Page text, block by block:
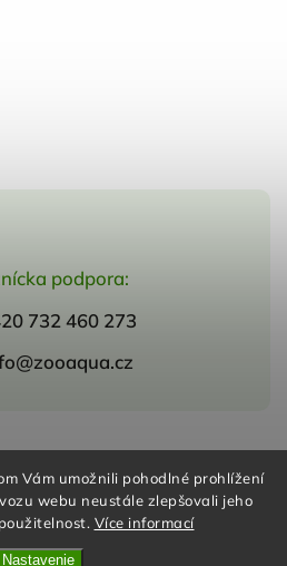
Vám umožnili pohodlné prohlížení
webu neustále zlepšovali jeho
Více informací
Nastavenie
podpora:
732 460 273
| DesignShoptak.cz